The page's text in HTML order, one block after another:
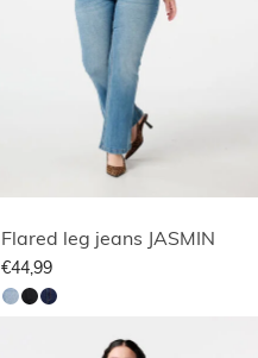
Flared leg jeans JASMIN
€44,99